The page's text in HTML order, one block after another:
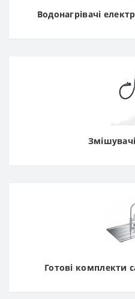
Водонагрівачі
Готові комплекти